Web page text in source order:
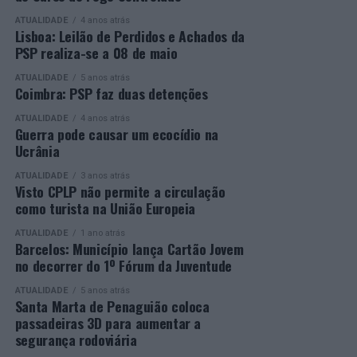
Mais informações em:
https://awards.innovationinpolitics.eu/
Durante a cerimónia foi ainda reconhecido o trabalho
desenvolvido por toda a equipa de formadores e
para o sucesso desta edição do Curso EFA.
A Escola de Tecnologia e Gestão de Barcelos continua a
afirmar-se como uma referência na formação
profissional e na qualificação de adultos, contribuindo
para o desenvolvimento de competências, o aumento da
empregabilidade e a valorização do capital humano do
concelho e da região.
A Empresa Municipal de Educação e Cultura de Barcelos
felicita todos os diplomados por esta importante
conquista, desejando-lhes os maiores sucessos pessoais,
profissionais e académicos, convicta de que este diploma
representa o início de novas oportunidades e novos
desafios.
ATUALIDADE 4 anos atrás
Lisboa: Leilão de Perdidos e Achados da
PSP realiza-se a 08 de maio
ATUALIDADE 5 anos atrás
Coimbra: PSP faz duas detenções
ATUALIDADE 4 anos atrás
Guerra pode causar um ecocídio na
Ucrânia
ATUALIDADE 3 anos atrás
Visto CPLP não permite a circulação
como turista na União Europeia
ATUALIDADE 1 ano atrás
Barcelos: Município lança Cartão Jovem
no decorrer do 1º Fórum da Juventude
ATUALIDADE 5 anos atrás
Santa Marta de Penaguião coloca
passadeiras 3D para aumentar a
segurança rodoviária